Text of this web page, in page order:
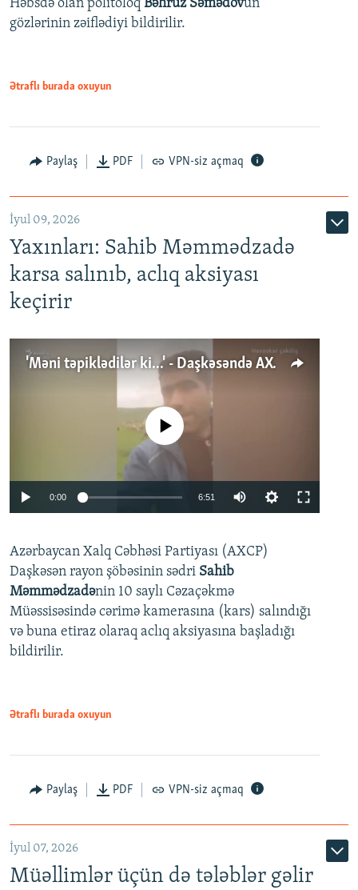
Həbsdə olan politoloq Bəhruz Səmədovun
gözlərinin zəiflədiyi bildirilir.
Ətraflı burada oxuyun
Paylaş PDF VPN-siz açmaq
İyul 09, 2026
Yaxınları: Sahib Məmmədzadə
karsa salınıb, aclıq aksiyası
keçirir
'Məni təpiklədilər ki...' - Daşkəsəndə AXCP fəalının yaxınları onun həbsinə etiraz edirlər
Auto 240p 360p
720p 1080p
No media source currently available
0:00 6:51
360p
720p
1080p
Azərbaycan Xalq Cəbhəsi Partiyası (AXCP)
Daşkəsən rayon şöbəsinin sədri Sahib
Məmmədzadənin 10 saylı Cəzaçəkmə
Müəssisəsində cərimə kamerasına (kars) salındığı
və buna etiraz olaraq aclıq aksiyasına başladığı
bildirilir.
Ətraflı burada oxuyun
Paylaş PDF VPN-siz açmaq
İyul 07, 2026
Müəllimlər üçün də tələblər gəlir